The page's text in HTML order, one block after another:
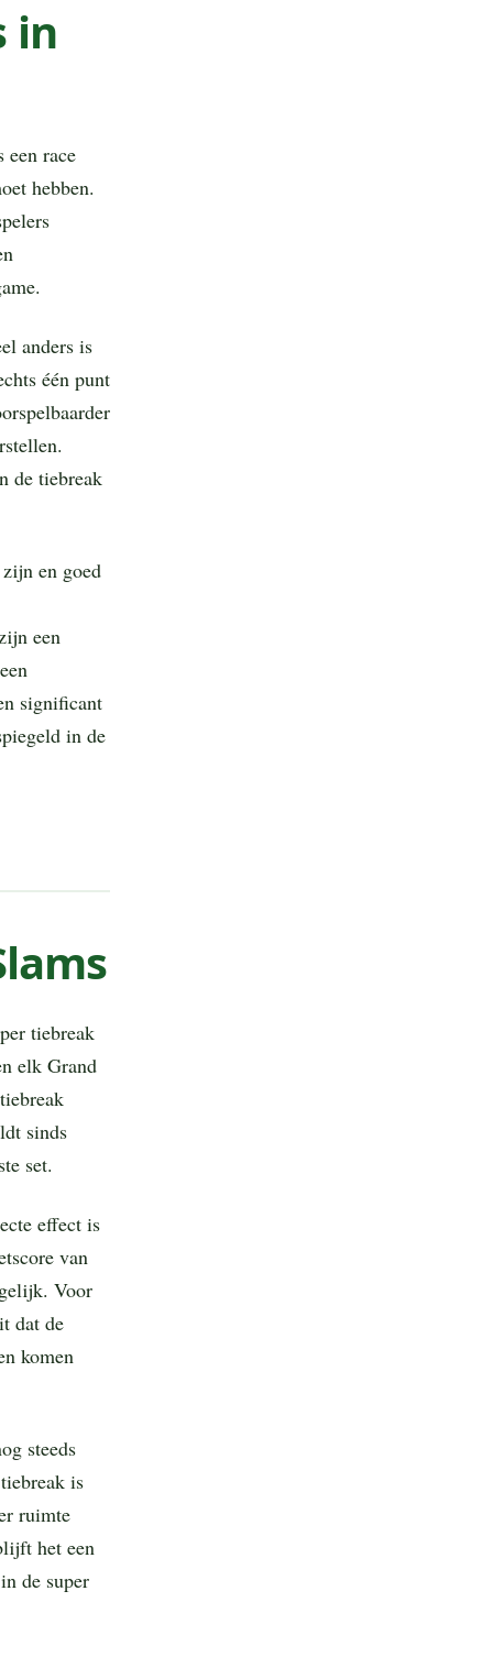
in
een race
hebben.
anders is
één punt
de tiebreak
en goed
een
significant
in de
tiebreak
elk Grand
sinds
set.
effect is
van
Voor
dat de
komen
steeds
is
ruimte
het een
de super